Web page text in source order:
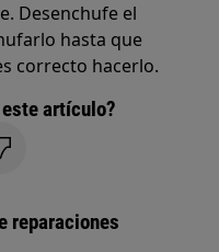
Desenchufe el
hasta que
correcto hacerlo.
artículo?
reparaciones